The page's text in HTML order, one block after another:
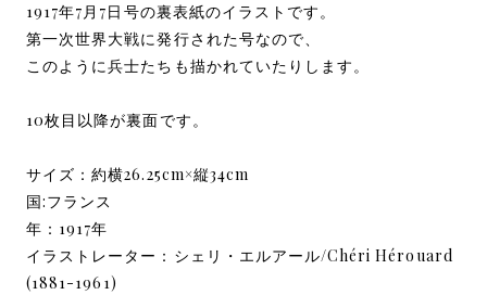
1917年7月7日号の裏表紙のイラストです。
第一次世界大戦に発行された号なので、
このように兵士たちも描かれていたりします。
10枚目以降が裏面です。
サイズ：約横26.25cm×縦34cm
国:フランス
年：1917年
イラストレーター：シェリ・エルアール/Chéri Hérouard
(1881-1961)